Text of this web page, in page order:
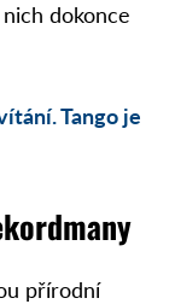
dokonce
Tango je
přírodní